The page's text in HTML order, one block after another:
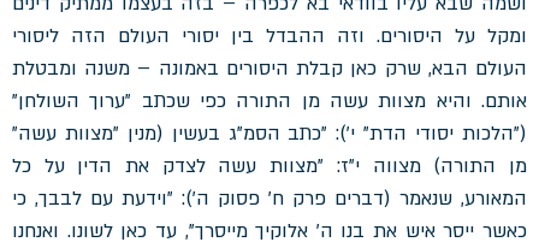
ומקל על היסורים. וזה ההבדל בין יסורי העולם הזה ליסורי
העולם הבא, שרק כאן קבלת היסורים באמונה – משנה ומבטלת
אותם. והיא מצוות עשה מן התורה כפי שכתב "ערוך השולחן"
("הלכות יסודי הדת" י'): "כתב הסמ"ג בעשין (מנין "מצוות עשה"
מן התורה) מצווה י"ז: "מצוות עשה לצדק את הדין על כל
המאורע, שנאמר (דברים פרק ח' פסוק ה'): "וידעת עם לבבך, כי
כאשר ייסר איש את בנו ה' אלוקיך מייסרך", עד כאן לשונו. ואנחנו